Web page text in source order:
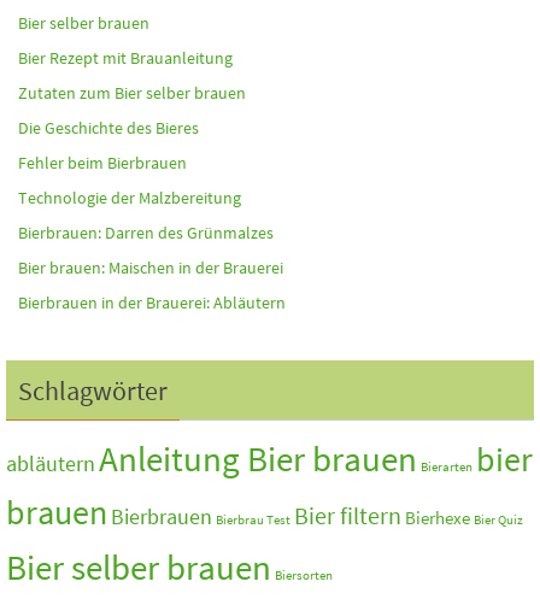
Bier selber brauen
Bier Rezept mit Brauanleitung
Zutaten zum Bier selber brauen
Die Geschichte des Bieres
Fehler beim Bierbrauen
Technologie der Malzbereitung
Bierbrauen: Darren des Grünmalzes
Bier brauen: Maischen in der Brauerei
Bierbrauen in der Brauerei: Abläutern
Schlagwörter
abläuternAnleitung Bier brauen Bierarten bier
brauen Bierbrauen Bierbrau Test Bier filtern Bierhexe Bier Quiz
Bier selber brauen Biersorten